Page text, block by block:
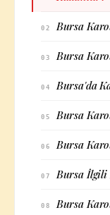
02 Bursa
03 Bursa
04 Bursa'da
05 Bursa
06 Bursa
07 Bursa İlgili
08 Bursa